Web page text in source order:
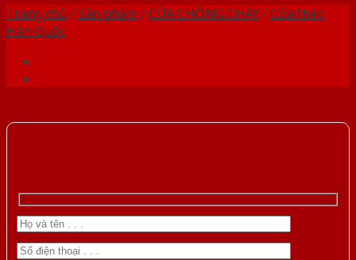
Trang chủ /Sản phẩm /CỬA CHỐNG CHÁY/Cửa thép
Hàn Quốc